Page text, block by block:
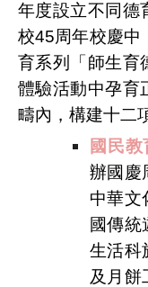
年度設立不同德
校45周年校慶中
育系列「師生育
體驗活動中孕育
疇內，構建十二
國民教
辦國慶
中華文
國傳統
生活科
及月餅